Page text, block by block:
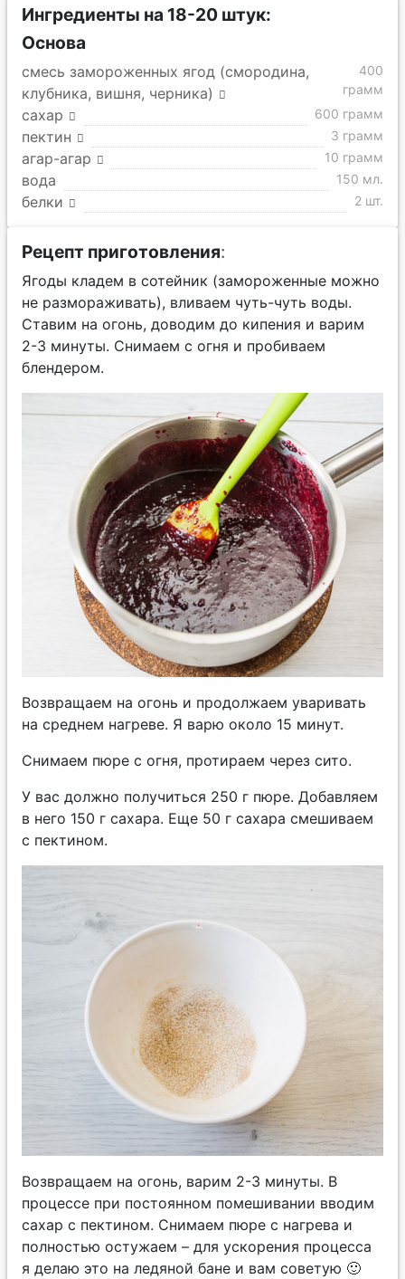
Ингредиенты на 18-20 штук:
Основа
смесь замороженных ягод (смородина,
клубника, вишня, черника)
400
грамм
сахар 600 грамм
пектин 3 грамм
агар-агар 10 грамм
вода 150 мл.
белки 2 шт.
Рецепт приготовления:
Ягоды кладем в сотейник (замороженные можно
не размораживать), вливаем чуть-чуть воды.
Ставим на огонь, доводим до кипения и варим
2-3 минуты. Снимаем с огня и пробиваем
блендером.
Возвращаем на огонь и продолжаем уваривать
на среднем нагреве. Я варю около 15 минут.
Снимаем пюре с огня, протираем через сито.
У вас должно получиться 250 г пюре. Добавляем
в него 150 г сахара. Еще 50 г сахара смешиваем
с пектином.
Возвращаем на огонь, варим 2-3 минуты. В
процессе при постоянном помешивании вводим
сахар с пектином. Снимаем пюре с нагрева и
полностью остужаем – для ускорения процесса
я делаю это на ледяной бане и вам советую 🙂